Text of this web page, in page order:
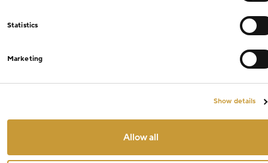
Statistics
Marketing
Show details
Allow all